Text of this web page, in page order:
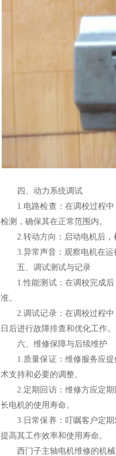
四、动力系统调试
1.电路检查：在调校过程中
检测，确保其在正常范围内。
2.转动方向：启动电机后，
3.异常声音：观察电机在运
五、调试测试与记录
1.性能测试：在调校完成后
准。
2.调试记录：在调校过程中
日后进行故障排查和优化工作。
六、维修保障与后续维护
1.质量保证：维修服务应提
术支持和必要的调整。
2.定期回访：维修方应定期
长电机的使用寿命。
3.日常保养：叮嘱客户定期
提高其工作效率和使用寿命。
西门子主轴电机维修的机械